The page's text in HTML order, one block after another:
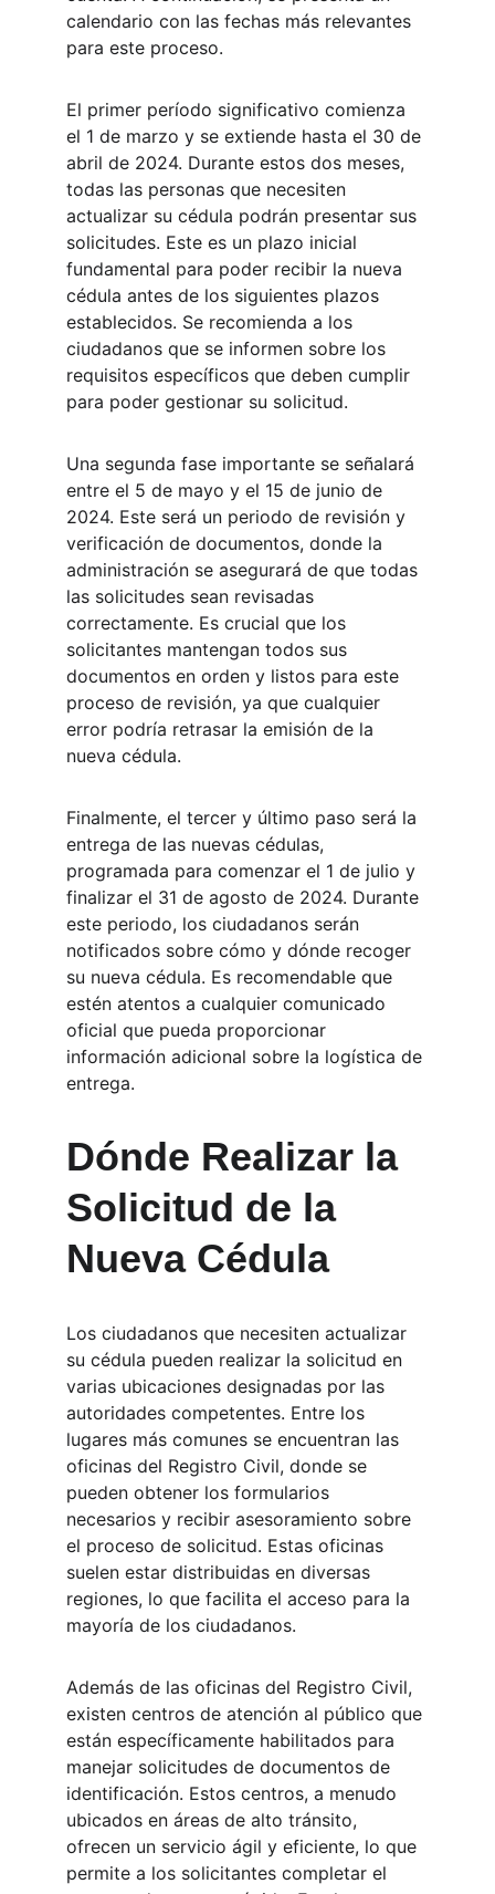
calendario con las fechas más relevantes
para este proceso.
El primer período significativo comienza
el 1 de marzo y se extiende hasta el 30 de
abril de 2024. Durante estos dos meses,
todas las personas que necesiten
actualizar su cédula podrán presentar sus
solicitudes. Este es un plazo inicial
fundamental para poder recibir la nueva
cédula antes de los siguientes plazos
establecidos. Se recomienda a los
ciudadanos que se informen sobre los
requisitos específicos que deben cumplir
para poder gestionar su solicitud.
Una segunda fase importante se señalará
entre el 5 de mayo y el 15 de junio de
2024. Este será un periodo de revisión y
verificación de documentos, donde la
administración se asegurará de que todas
las solicitudes sean revisadas
correctamente. Es crucial que los
solicitantes mantengan todos sus
documentos en orden y listos para este
proceso de revisión, ya que cualquier
error podría retrasar la emisión de la
nueva cédula.
Finalmente, el tercer y último paso será la
entrega de las nuevas cédulas,
programada para comenzar el 1 de julio y
finalizar el 31 de agosto de 2024. Durante
este periodo, los ciudadanos serán
notificados sobre cómo y dónde recoger
su nueva cédula. Es recomendable que
estén atentos a cualquier comunicado
oficial que pueda proporcionar
información adicional sobre la logística de
entrega.
Dónde Realizar la
Solicitud de la
Nueva Cédula
Los ciudadanos que necesiten actualizar
su cédula pueden realizar la solicitud en
varias ubicaciones designadas por las
autoridades competentes. Entre los
lugares más comunes se encuentran las
oficinas del Registro Civil, donde se
pueden obtener los formularios
necesarios y recibir asesoramiento sobre
el proceso de solicitud. Estas oficinas
suelen estar distribuidas en diversas
regiones, lo que facilita el acceso para la
mayoría de los ciudadanos.
Además de las oficinas del Registro Civil,
existen centros de atención al público que
están específicamente habilitados para
manejar solicitudes de documentos de
identificación. Estos centros, a menudo
ubicados en áreas de alto tránsito,
ofrecen un servicio ágil y eficiente, lo que
permite a los solicitantes completar el